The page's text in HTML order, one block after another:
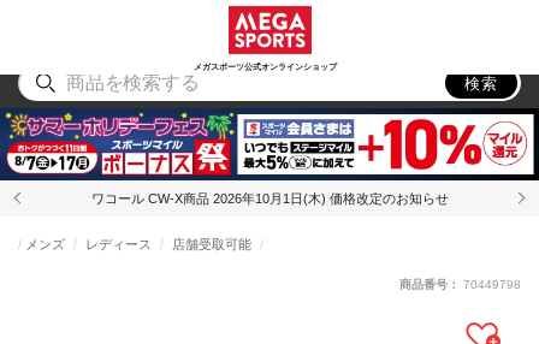
メガスポーツ公式オンラインショップ
アウトドア
検索
ワコール CW-X商品 2026年10月1日(木) 価格改定のお知らせ
メンズ レディース 店舗受取可能
商品番号： 70449798